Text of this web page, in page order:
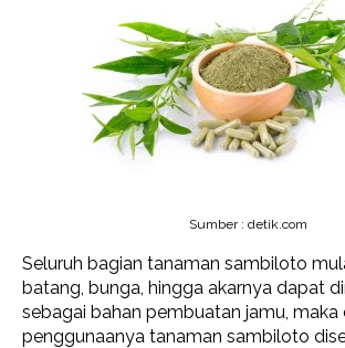
Sumber : detik.com
Seluruh bagian tanaman sambiloto
batang, bunga, hingga akarnya dapat
sebagai bahan pembuatan jamu, maka
penggunaanya tanaman sambiloto